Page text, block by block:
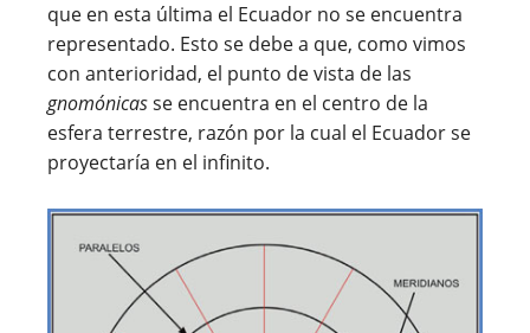
que en esta última el Ecuador no se encuentra
representado. Esto se debe a que, como vimos
con anterioridad, el punto de vista de las
gnomónicasse encuentra en el centro de la
esfera terrestre, razón por la cual el Ecuador se
proyectaría en el infinito.